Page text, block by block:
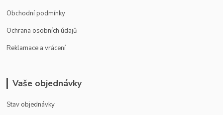
Obchodní podmínky
Ochrana osobních údajů
Reklamace a vrácení
Vaše objednávky
Stav objednávky